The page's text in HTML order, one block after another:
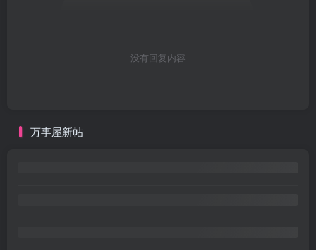
没有回复内容
万事屋新帖